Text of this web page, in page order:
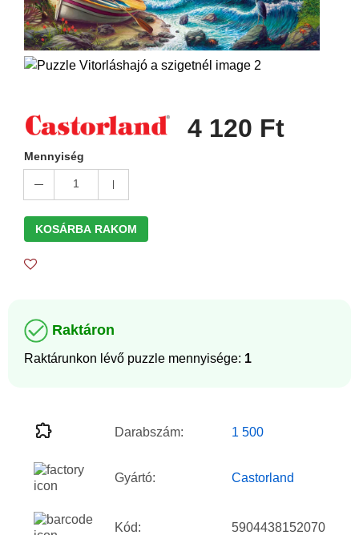
4 120 Ft
Mennyiség
1
KOSÁRBA RAKOM
Raktáron
Raktárunkon lévő puzzle mennyisége: 1
Darabszám: 1 500
Gyártó: Castorland
Kód: 5904438152070